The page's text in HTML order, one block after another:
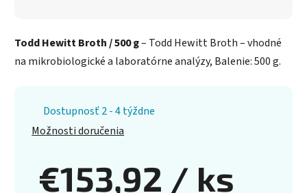
Todd Hewitt Broth / 500 g– Todd Hewitt Broth – vhodné
na mikrobiologické a laboratórne analýzy, Balenie: 500 g.
Dostupnosť 2 - 4 týždne
Možnosti doručenia
€153,92 / ks